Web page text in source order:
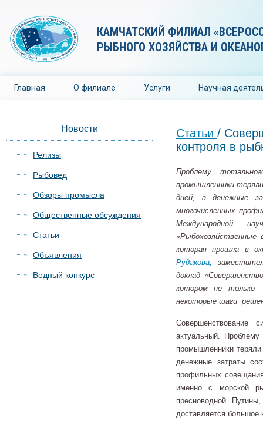
КАМЧАТСКИЙ ФИЛИАЛ
РЫБНОГО ХОЗЯЙСТВА И
Главная О филиале Услуги Научная
Новости
Релизы
Рыбовед
Обзоры промысла
Общественные обсуждения
Статьи
Объявления
Водный конкурс
Статьи /
контроля в
Проблему
промышленники
дней, а денежные
многочисленных
Международной
«Рыбохозяйственные
которая прошла в
Рудакова,
доклад
котором не только
некоторые шаги
Совершенствование
актуальный. Проблему
промышленники
денежные затраты
профильных
именно с морской
пресноводной.
доставляется большое